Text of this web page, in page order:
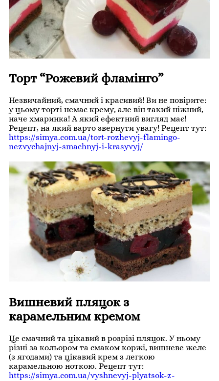
Торт “Рожевий фламінго”
Незвичайний, смачний і красивий! Ви не повірите:
у цьому торті немає крему, але він такий ніжний,
наче хмаринка! А який ефектний вигляд має!
Рецепт, на який варто звернути увагу! Рецепт тут:
https://simya.com.ua/tort-rozhevyj-flamingo-
nezvychajnyj-smachnyj-i-krasyvyj/
Вишневий пляцок з
карамельним кремом
Це смачний та цікавий в розрізі пляцок. У ньому
різні за кольором та смаком коржі, вишневе желе
(з ягодами) та цікавий крем з легкою
карамельною ноткою. Рецепт тут:
https://simya.com.ua/vyshnevyj-plyatsok-z-